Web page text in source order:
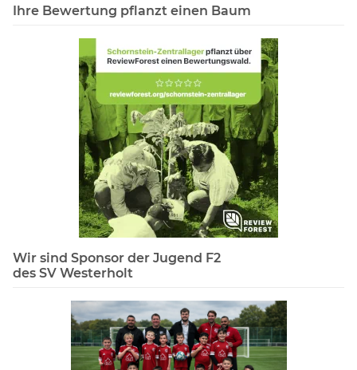
Ihre Bewertung pflanzt einen Baum
Wir sind Sponsor der Jugend F2
des SV Westerholt